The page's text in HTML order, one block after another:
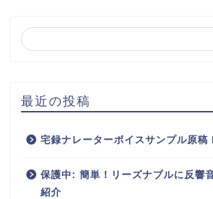
最近の投稿
宅録ナレーターボイスサンプル原
保護中: 簡単！リーズナブルに反響
紹介